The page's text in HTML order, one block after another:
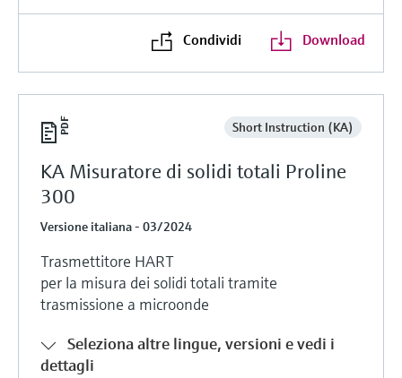
Condividi Download
Short Instruction (KA)
KA Misuratore di solidi totali Proline
300
Versione italiana - 03/2024
Trasmettitore HART
per la misura dei solidi totali tramite
trasmissione a microonde
Seleziona altre lingue, versioni e vedi i
dettagli